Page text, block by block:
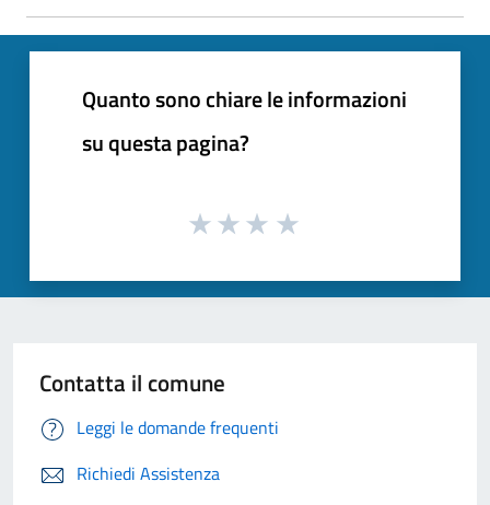
Quanto sono chiare le informazioni
su questa pagina?
Contatta il comune
Leggi le domande frequenti
Richiedi Assistenza